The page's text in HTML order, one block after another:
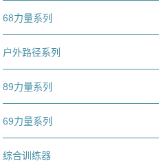
68力量系列
户外路径系列
89力量系列
69力量系列
综合训练器